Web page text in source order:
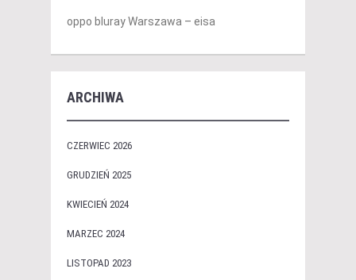
oppo bluray Warszawa – eisa
ARCHIWA
CZERWIEC 2026
GRUDZIEŃ 2025
KWIECIEŃ 2024
MARZEC 2024
LISTOPAD 2023